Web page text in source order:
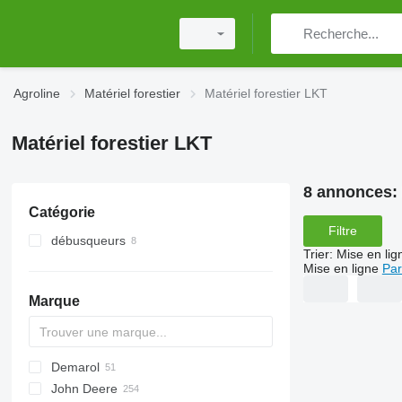
Agroline Matériel forestier Matériel forestier LKT
Matériel forestier LKT
Catégorie
débusqueurs
Marque
MINI
PARK
CK
Demarol
R-12
AK
560
Biber
Katana
County
ST
Arborist
38 PRO
525
A-series
Hem
John Deere
8 annonces:
Filtre
Trier: Mise en
Mise en ligne